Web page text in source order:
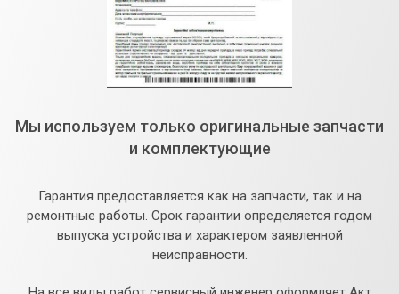
Мы используем только оригинальные запчасти
и комплектующие
Гарантия предоставляется как на запчасти, так и на
ремонтные работы. Срок гарантии определяется годом
выпуска устройства и характером заявленной
неисправности.